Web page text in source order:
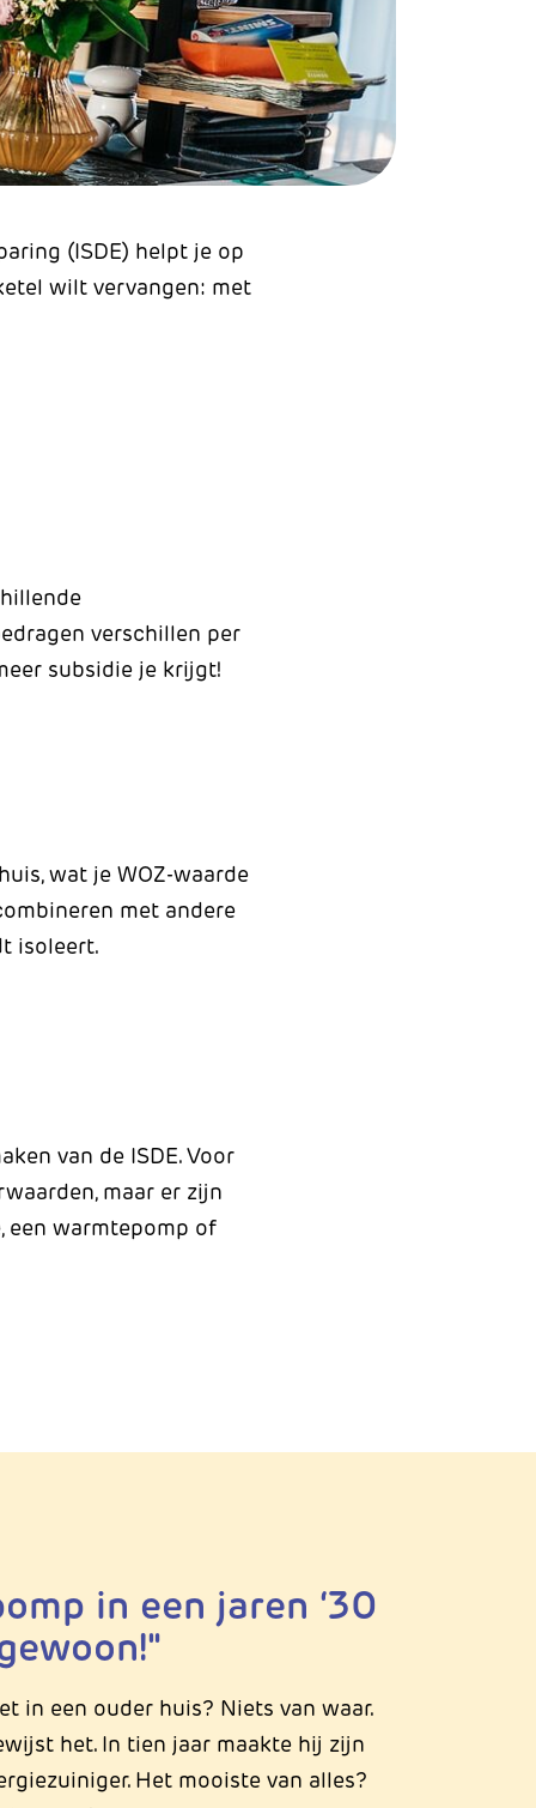
(ISDE) helpt je op
wilt vervangen: met
verschillen per
subsidie je krijgt!
wat je WOZ-waarde
met andere
isoleert.
van de ISDE. Voor
maar er zijn
een warmtepomp of
in een jaren ‘30
in een ouder huis? Niets van waar.
het. In tien jaar maakte hij zijn
Het mooiste van alles?